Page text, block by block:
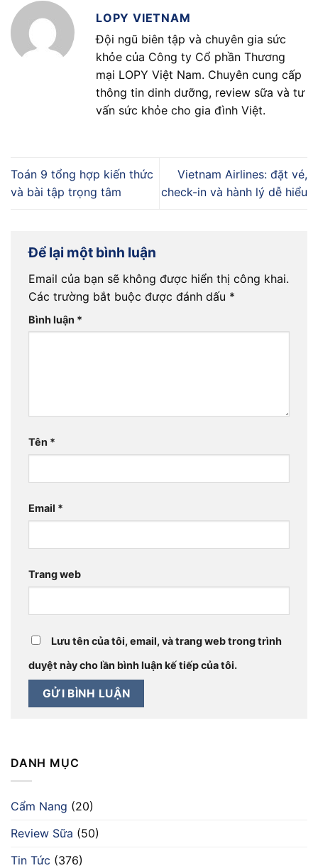
DANH MỤC
Cẩm Nang (20)
Review Sữa (50)
Tin Tức (376)
LOPY VIETNAM
Đội ngũ biên tập và chuyên gia sức
khỏe của Công ty Cổ phần Thương
mại LOPY Việt Nam. Chuyên cung cấp
thông tin dinh dưỡng, review sữa và tư
vấn sức khỏe cho gia đình Việt.
Toán 9 tổng hợp kiến thức
và bài tập trọng tâm
Vietnam Airlines: đặt vé,
check-in và hành lý dễ hiểu
Để lại một bình luận
Email của bạn sẽ không được hiển thị công khai.
Các trường bắt buộc được đánh dấu *
Bình luận *
Tên *
Email *
Trang web
Lưu tên của tôi, email, và trang web trong trình
duyệt này cho lần bình luận kế tiếp của tôi.